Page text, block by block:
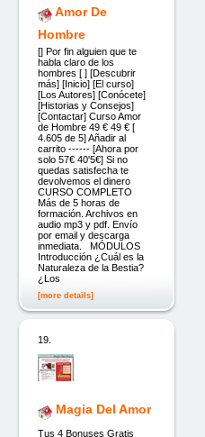
Amor De
Hombre
[] Por fin alguien que te
habla claro de los
hombres [ ] [Descubrir
más] [Inicio] [El curso]
[Los Autores] [Conócete]
[Historias y Consejos]
[Contactar] Curso Amor
de Hombre 49 € 49 € [
4.605 de 5] Añadir al
carrito ------ [Ahora por
solo 57€ 40'5€] Si no
quedas satisfecha te
devolvemos el dinero
CURSO COMPLETO
Más de 5 horas de
formación. Archivos en
audio mp3 y pdf. Envío
por email y descarga
inmediata. MÓDULOS
Introducción ¿Cuál es la
Naturaleza de la Bestia?
¿Los
[more details]
19.
Magia Del Amor
Tus 4 Bonuses Gratis